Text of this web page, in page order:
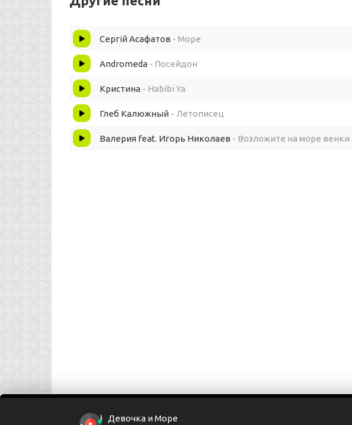
Сергій Асафатов - Море
Andromeda - Посейдон
Кристина - Habibi Ya
Глеб Калюжный - Летописец
Валерия feat. Игорь Николаев - Возложите на море венки
Девочка и Море